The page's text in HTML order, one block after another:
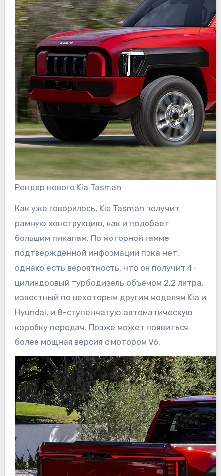
Рендер нового Kia Tasman
Как уже говорилось, Kia Tasman получит
рамную конструкцию, как и подобает
большим пикапам. По моторной гамме
подтверждённой информации пока нет,
однако есть вероятность, что он получит 4-
цилиндровый турбодизель объёмом 2,2 литра,
известный по некоторым другим моделям Kia и
Hyundai, и 8-ступенчатую автоматическую
коробку передач. Позже может появиться
более мощная версия с мотором V6.